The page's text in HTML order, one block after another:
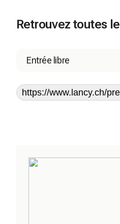
Retrouvez toutes
Entrée libre
https://www.lancy.ch/